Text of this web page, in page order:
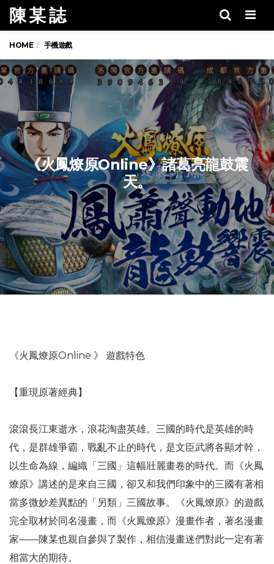
陳 某 誌
HOME 手機遊戲
《火鳳燎原Online》諸葛亮龍鼓震
天。
《火鳳燎原Online 》 遊戲特色
【重現原著經典】
滾滾長江東逝水，浪花淘盡英雄。三國的時代是英雄的時
代，是群雄爭霸，戰亂不止的時代，是文臣武將各顯才幹，
以生命為線，編織「三國」這幅壯麗畫卷的時代。而《火鳳
燎原》講述的是來自三國，卻又和我們印象中的三國有著相
當多微妙差異點的「另類」三國故事。《火鳳燎原》的遊戲
完全取材於同名漫畫，而《火鳳燎原》漫畫作者，著名漫畫
家——陳某也親自參與了製作，相信漫畫迷們對此一定有著
相當大的期待。